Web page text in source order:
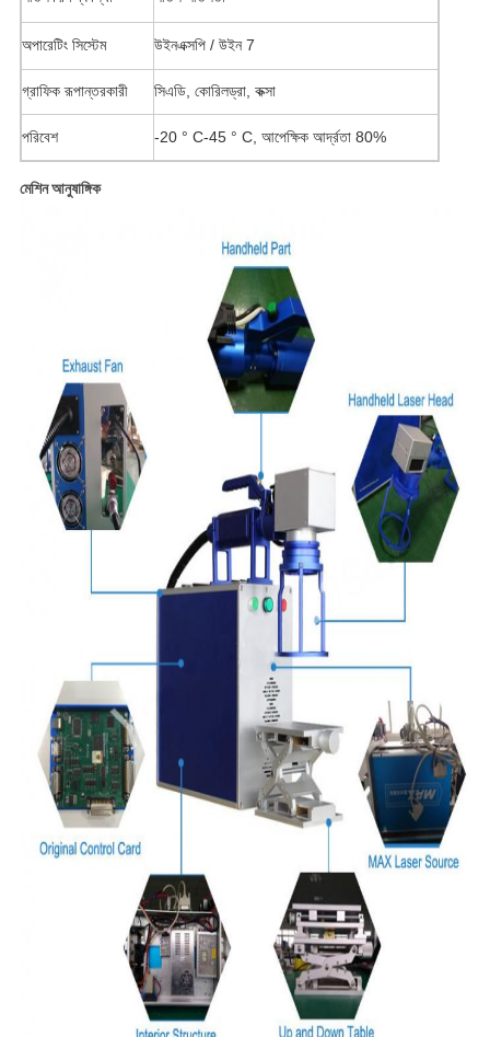
অপারেটিং সিস্টেম উইনএক্সপি / উইন 7
গ্রাফিক রূপান্তরকারী সিএডি, কোরিলড্রা, কক্সা
পরিবেশ -20 ° C-45 ° C, আপেক্ষিক আর্দ্রতা 80%
মেশিন আনুষাঙ্গিক